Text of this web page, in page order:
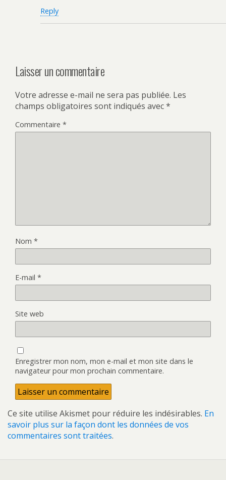
Reply
Laisser un commentaire
Votre adresse e-mail ne sera pas publiée. Les
champs obligatoires sont indiqués avec*
Commentaire *
Nom *
E-mail *
Site web
Enregistrer mon nom, mon e-mail et mon site dans le
navigateur pour mon prochain commentaire.
Ce site utilise Akismet pour réduire les indésirables. En
savoir plus sur la façon dont les données de vos
commentaires sont traitées.